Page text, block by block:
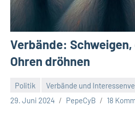
Verbände:
Ohren dröhnen
Politik
Verbände und
29. Juni 2024
PepeCyB 18